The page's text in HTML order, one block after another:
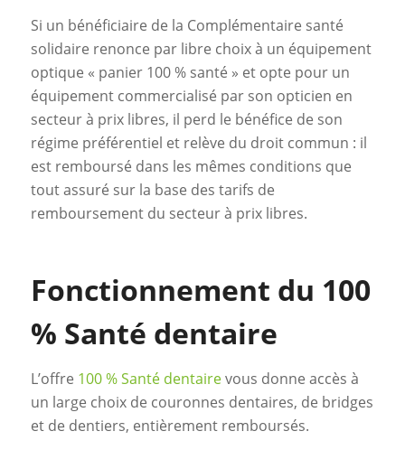
Si un bénéficiaire de la Complémentaire santé
solidaire renonce par libre choix à un équipement
optique « panier 100 % santé » et opte pour un
équipement commercialisé par son opticien en
secteur à prix libres, il perd le bénéfice de son
régime préférentiel et relève du droit commun : il
est remboursé dans les mêmes conditions que
tout assuré sur la base des tarifs de
remboursement du secteur à prix libres.
Fonctionnement du 100
% Santé dentaire
L’offre 100 % Santé dentairevous donne accès à
un large choix de couronnes dentaires, de bridges
et de dentiers, entièrement remboursés.